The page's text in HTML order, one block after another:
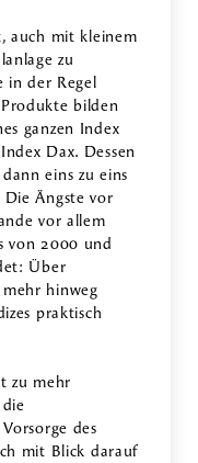
auch mit kleinem
zu
in der Regel
bilden
ganzen Index
Dax. Dessen
eins zu eins
Ängste vor
vor allem
von 2000 und
Über
hinweg
praktisch
zu mehr
des
mit Blick darauf